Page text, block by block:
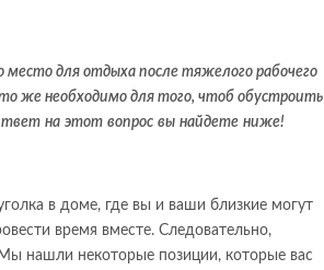
для отдыха после тяжелого рабочего
же необходимо для того, чтоб обустроить
на этот вопрос вы найдете ниже!
в доме, где вы и ваши близкие могут
время вместе. Следовательно,
нашли некоторые позиции, которые вас